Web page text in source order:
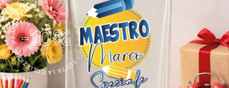
-10%
・TUTTA LA COLLEZIONE・PRIMO ACQUISTO・